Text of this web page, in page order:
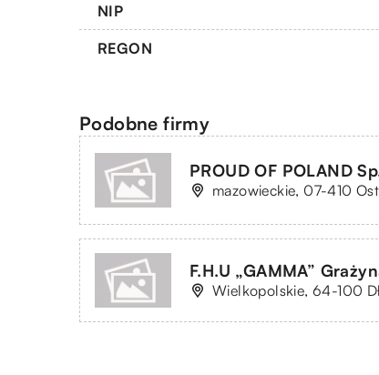
NIP
REGON
Podobne firmy
PROUD OF POLAND
mazowieckie, 07-410
F.H.U „GAMMA”
Wielkopolskie, 64-100